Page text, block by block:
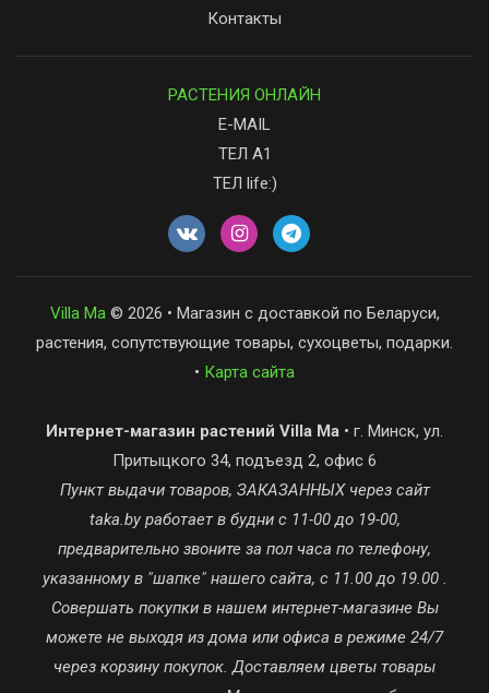
Контакты
РАСТЕНИЯ ОНЛАЙН
E-MAIL
ТЕЛ А1
ТЕЛ life:)
Villa Ma© 2026 • Магазин с доставкой по Беларуси,
растения, сопутствующие товары, сухоцветы, подарки.
• Карта сайта
Интернет-магазин растений Villa Ma • г. Минск, ул.
Притыцкого 34, подъезд 2, офис 6
Пункт выдачи товаров, ЗАКАЗАННЫХ через сайт
taka.by работает в будни с 11-00 до 19-00,
предварительно звоните за пол часа по телефону,
указанному в "шапке" нашего сайта, с 11.00 до 19.00 .
Совершать покупки в нашем интернет-магазине Вы
можете не выходя из дома или офиса в режиме 24/7
через корзину покупок. Доставляем цветы товары